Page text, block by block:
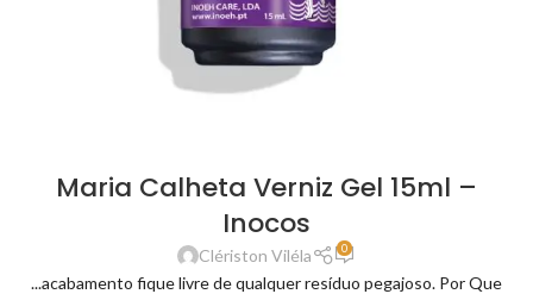
Maria Calheta Verniz Gel 15ml –
Inocos
Clériston Viléla 0
...acabamento fique livre de qualquer resíduo pegajoso. Por Que